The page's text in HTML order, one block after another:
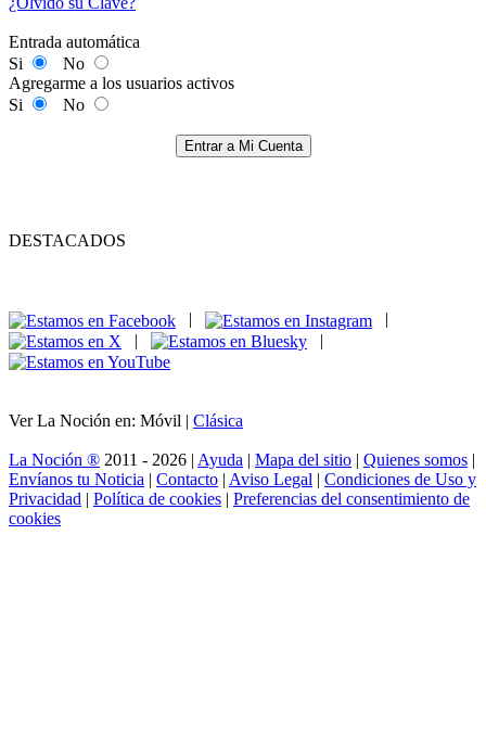
Entrada automática
Si
No
Agregarme a los usuarios activos
Si
No
Entrar a Mi Cuenta
DESTACADOS
|
|
Ver La Noción en: Móvil | Clásica
La Noción ® 2011 - 2026 | Ayuda | Mapa del sitio | Quienes somos |
Envíanos tu Noticia | Contacto | Aviso Legal | Condiciones de Uso y
Privacidad | Política de cookies | Preferencias del consentimiento de
cookies